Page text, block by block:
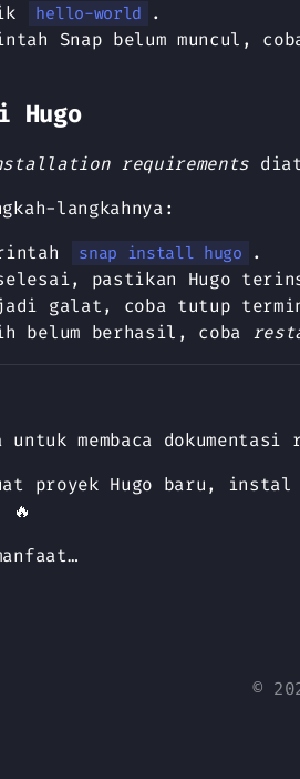
hello-world .
Snap belum muncul,
Hugo
requirements
langkahnya:
snap install hugo .
pastikan Hugo
galat, coba tutup
belum berhasil, coba
untuk membaca dokumentasi
proyek Hugo baru,
🔥
©